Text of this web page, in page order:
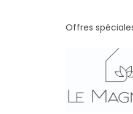
Offres